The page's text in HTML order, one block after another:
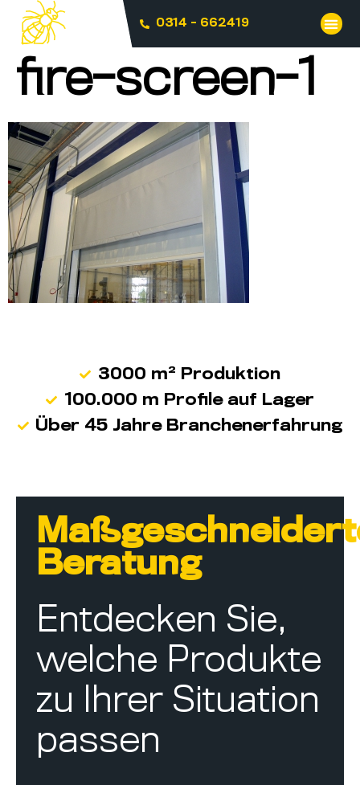
0314 - 662419
fire-screen-1
3000 m² Produktion
100.000 m Profile auf Lager
Über 45 Jahre Branchenerfahrung
Beratung
Entdecken Sie,
welche Produkte
zu Ihrer Situation
passen